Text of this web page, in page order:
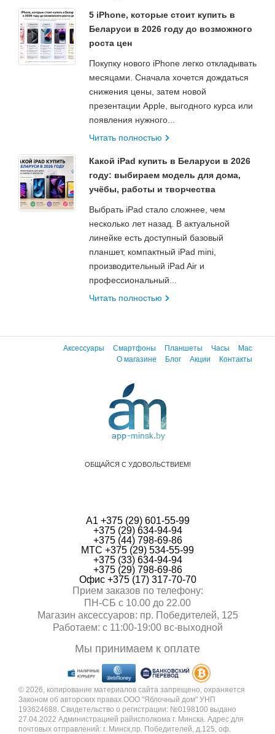
5 iPhone, которые стоит купить в
Беларуси в 2026 году до возможного
роста цен
Покупку нового iPhone легко откладывать
месяцами. Сначала хочется дождаться
снижения цены, затем новой
презентации Apple, выгодного курса или
появления нужного...
Читать полностью
Какой iPad купить в Беларуси в 2026
году: выбираем модель для дома,
учёбы, работы и творчества
Выбрать iPad стало сложнее, чем
несколько лет назад. В актуальной
линейке есть доступный базовый
планшет, компактный iPad mini,
производительный iPad Air и
профессиональный...
Читать полностью
Аксессуары Смартфоны Планшеты Часы
Mac
О магазине
Блог Акции Контакты
ОБЩАЙСЯ С УДОВОЛЬСТВИЕМ!
А1 +375 (29) 601-55-99
+375 (29) 634-94-94
+375 (44) 798-69-86
МТС +375 (29) 534-55-99
+375 (33) 634-94-94
+375 (29) 798-69-86
Офис +375 (17) 317-70-70
Прием заказов по телефону:
ПН-СБ с 10.00 до 22.00
Магазин аксессуаров: пр. Победителей, 125
Работаем: с 11:00-19:00 вc-выходной
Мы принимаем к оплате
© 2026, копирование материалов сайта запрещено, охраняется
Законом об авторских правах.ООО "Яблочный дом" УНП
193624688. Свидетельство о регистрации: №0198100 выдано
27.04.2022 Администрацией райисполкома г. Минска. Адрес для
почтовых отправлений: г. Минск,пр. Победителей, д.125, оф.